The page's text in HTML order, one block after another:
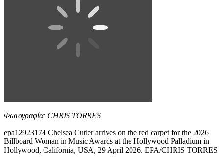
Φωτογραφία: CHRIS TORRES
epa12923174 Chelsea Cutler arrives on the red carpet for the 2026
Billboard Woman in Music Awards at the Hollywood Palladium in
Hollywood, California, USA, 29 April 2026. EPA/CHRIS TORRES